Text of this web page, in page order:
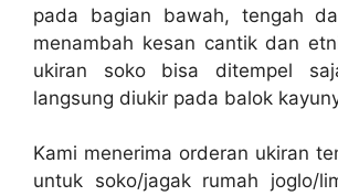
pada bagian bawah, tengah
menambah kesan cantik dan
ukiran soko bisa ditempel
langsung diukir pada balok
Kami menerima orderan ukiran
untuk soko/jagak rumah joglo/